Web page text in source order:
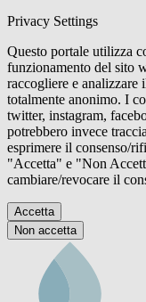
Privacy Settings
Questo portale utilizza
funzionamento del sito
raccogliere e
totalmente anonimo. I
twitter, instagram,
potrebbero invece
esprimere il consenso/
"Accetta" e "Non
cambiare/revocare il
Accetta
Non accetta